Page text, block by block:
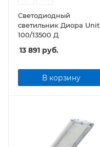
Светодиодный
светильник Диора Unit
100/13500 Д
13 891 руб.
В корзину